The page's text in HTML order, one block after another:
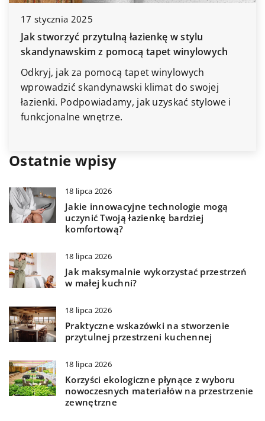
30 listopada 2025
Pomysły na wykorzystanie przestrzeni w
domowej biblioteczce: funkcjonalność i styl w
jednym.
Odkryj, jak maksymalnie wykorzystać przestrzeń
w domowej biblioteczce. Nasze wskazówki łączą
funkcjonalność z estetyką, aby stworzyć
Ostatnie wpisy
18 lipca 2026
Jakie innowacyjne technologie mogą
uczynić Twoją łazienkę bardziej
komfortową?
18 lipca 2026
Jak maksymalnie wykorzystać przestrzeń
w małej kuchni?
18 lipca 2026
Praktyczne wskazówki na stworzenie
przytulnej przestrzeni kuchennej
18 lipca 2026
Korzyści ekologiczne płynące z wyboru
nowoczesnych materiałów na przestrzenie
zewnętrzne